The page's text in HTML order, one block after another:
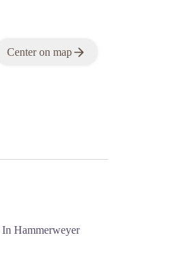
Center on map
In Hammerweyer